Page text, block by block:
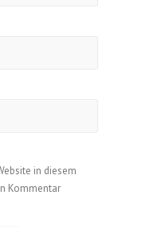
in diesem
Kommentar